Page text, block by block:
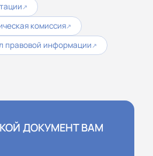
↗
комиссия↗
правовой информации ↗
ДОКУМЕНТ ВАМ